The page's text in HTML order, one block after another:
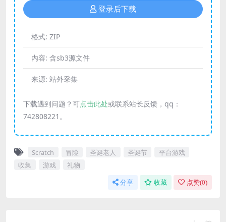
登录后下载
格式: ZIP
内容: 含sb3源文件
来源: 站外采集
下载遇到问题？可点击此处或联系站长反馈，qq：
742808221。
Scratch 冒险 圣诞老人 圣诞节
平台游戏
收集
游戏 礼物
分享 收藏 点赞(0)